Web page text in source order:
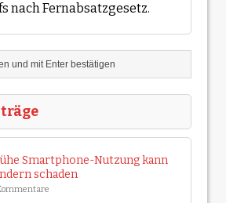
nach Fernabsatzgesetz.
Smartphone-Nutzung kann
schaden